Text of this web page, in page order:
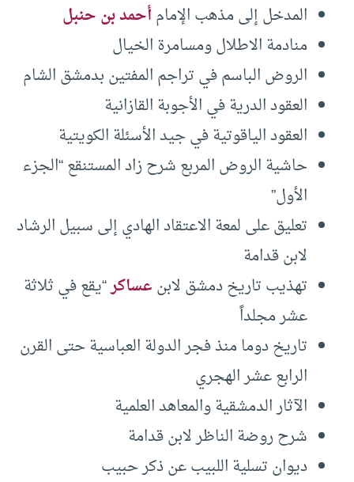
المدخل إلى مذهب الإمامأحمد بن حنبل
منادمة الاطلال ومسامرة الخيال
الروض الباسم في تراجم المفتين بدمشق الشام
العقود الدرية في الأجوبة القازانية
العقود الياقوتية في جيد الأسئلة الكويتية
حاشية الروض المربع شرح زاد المستنقع “الجزء
الأول”
تعليق على لمعة الاعتقاد الهادي إلى سبيل الرشاد
لابن قدامة
تهذيب تاريخ دمشق لابنعساكر“يقع في ثلاثة
عشر مجلداً
تاريخ دوما منذ فجر الدولة العباسية حتى القرن
الرابع عشر الهجري
الآثار الدمشقية والمعاهد العلمية
شرح روضة الناظر لابن قدامة
ديوان تسلية اللبيب عن ذكر حبيب